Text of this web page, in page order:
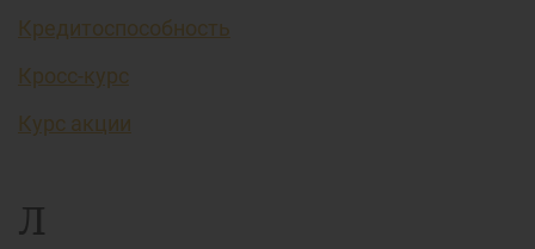
Кредитоспособность
Кросс-курс
Курс акции
Л